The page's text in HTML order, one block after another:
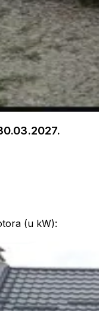
(u kW):